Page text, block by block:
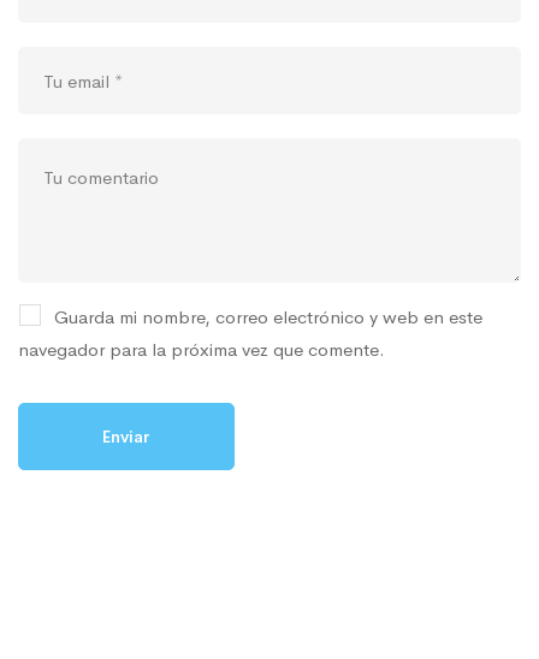
Guarda mi nombre, correo electrónico y web en este
navegador para la próxima vez que comente.